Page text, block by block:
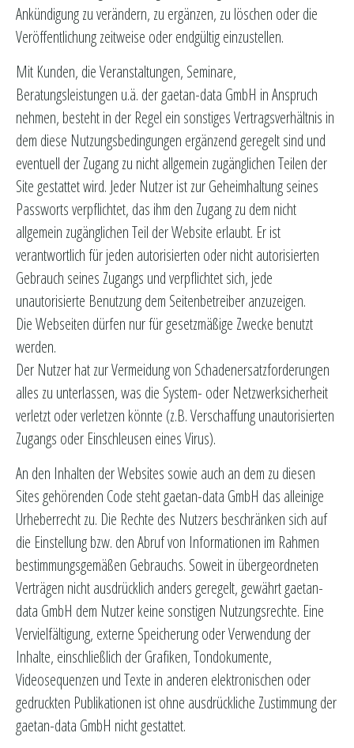
Ankündigung zu verändern, zu ergänzen, zu löschen oder die
Veröffentlichung zeitweise oder endgültig einzustellen.
Mit Kunden, die Veranstaltungen, Seminare,
Beratungsleistungen u.ä. der gaetan-data GmbH in Anspruch
nehmen, besteht in der Regel ein sonstiges Vertragsverhältnis in
dem diese Nutzungsbedingungen ergänzend geregelt sind und
eventuell der Zugang zu nicht allgemein zugänglichen Teilen der
Site gestattet wird. Jeder Nutzer ist zur Geheimhaltung seines
Passworts verpflichtet, das ihm den Zugang zu dem nicht
allgemein zugänglichen Teil der Website erlaubt. Er ist
verantwortlich für jeden autorisierten oder nicht autorisierten
Gebrauch seines Zugangs und verpflichtet sich, jede
unautorisierte Benutzung dem Seitenbetreiber anzuzeigen.
Die Webseiten dürfen nur für gesetzmäßige Zwecke benutzt
werden.
Der Nutzer hat zur Vermeidung von Schadenersatzforderungen
alles zu unterlassen, was die System- oder Netzwerksicherheit
verletzt oder verletzen könnte (z.B. Verschaffung unautorisierten
Zugangs oder Einschleusen eines Virus).
An den Inhalten der Websites sowie auch an dem zu diesen
Sites gehörenden Code steht gaetan-data GmbH das alleinige
Urheberrecht zu. Die Rechte des Nutzers beschränken sich auf
die Einstellung bzw. den Abruf von Informationen im Rahmen
bestimmungsgemäßen Gebrauchs. Soweit in übergeordneten
Verträgen nicht ausdrücklich anders geregelt, gewährt gaetan-
data GmbH dem Nutzer keine sonstigen Nutzungsrechte. Eine
Vervielfältigung, externe Speicherung oder Verwendung der
Inhalte, einschließlich der Grafiken, Tondokumente,
Videosequenzen und Texte in anderen elektronischen oder
gedruckten Publikationen ist ohne ausdrückliche Zustimmung der
gaetan-data GmbH nicht gestattet.